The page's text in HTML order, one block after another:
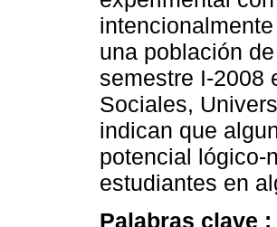
una población
semestre I-2008
Sociales,
indican que
potencial lógico-
estudiantes en
Palabras clave :